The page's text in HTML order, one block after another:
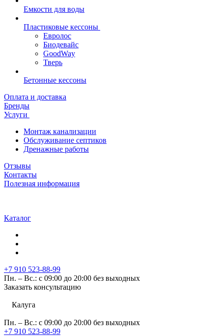
Емкости для воды
Пластиковые кессоны
Евролос
Биодевайс
GoodWay
Тверь
Бетонные кессоны
Оплата и доставка
Бренды
Услуги
Монтаж канализации
Обслуживание септиков
Дренажные работы
Отзывы
Контакты
Полезная информация
Каталог
+7 910 523-88-99
Пн. – Вс.: с 09:00 до 20:00 без выходных
Заказать консультацию
Калуга
Пн. – Вс.: с 09:00 до 20:00 без выходных
+7 910 523-88-99